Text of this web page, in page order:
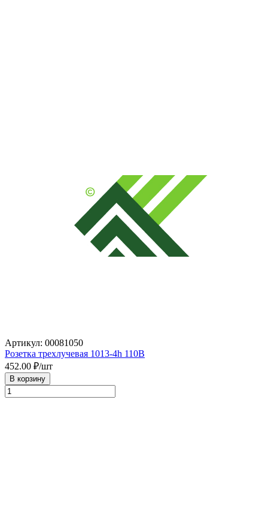
Артикул: 00081050
Розетка трехлучевая 1013-4h 110В
452.00 ₽/шт
В корзину